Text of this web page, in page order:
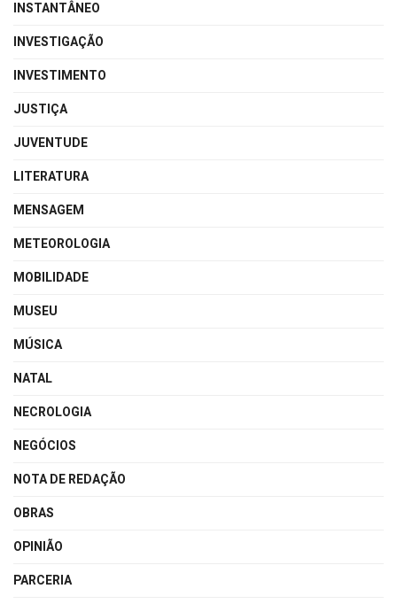
INSTANTÂNEO
INVESTIGAÇÃO
INVESTIMENTO
JUSTIÇA
JUVENTUDE
LITERATURA
MENSAGEM
METEOROLOGIA
MOBILIDADE
MUSEU
MÚSICA
NATAL
NECROLOGIA
NEGÓCIOS
NOTA DE REDAÇÃO
OBRAS
OPINIÃO
PARCERIA